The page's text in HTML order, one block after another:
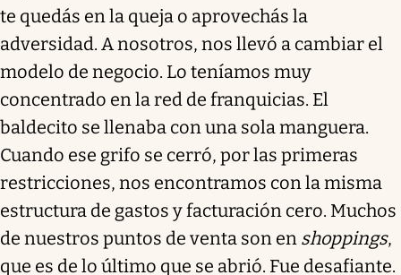
te quedás en la queja o aprovechás la
adversidad. A nosotros, nos llevó a cambiar el
modelo de negocio. Lo teníamos muy
concentrado en la red de franquicias. El
baldecito se llenaba con una sola manguera.
Cuando ese grifo se cerró, por las primeras
restricciones, nos encontramos con la misma
estructura de gastos y facturación cero. Muchos
de nuestros puntos de venta son en shoppings,
que es de lo último que se abrió. Fue desafiante.